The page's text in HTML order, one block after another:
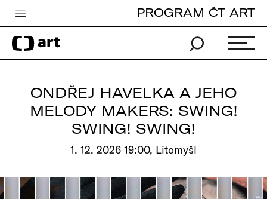
Česká televize
Zpravodajství
iVysílání
edu
PROGRAM ČT ART
ONDŘEJ HAVELKA A JEHO
MELODY MAKERS: SWING!
SWING! SWING!
1. 12. 2026 19:00, Litomyšl